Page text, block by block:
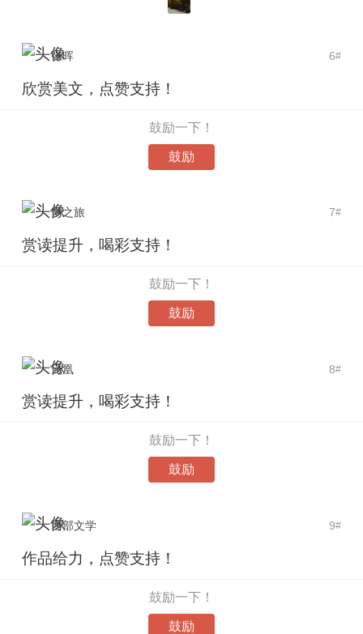
6#
张晖
欣赏美文，点赞支持！
鼓励一下！
鼓励
7#
梦之旅
赏读提升，喝彩支持！
鼓励一下！
鼓励
8#
元凰
赏读提升，喝彩支持！
鼓励一下！
鼓励
9#
西部文学
作品给力，点赞支持！
鼓励一下！
鼓励